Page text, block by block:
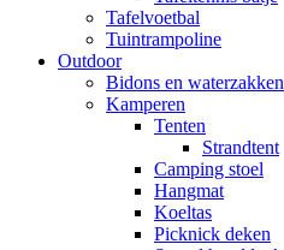
Tafelvoetbal
Tuintrampoline
Outdoor
Bidons en waterzakken
Kamperen
Tenten
Strandtent
Camping stoel
Hangmat
Koeltas
Picknick deken